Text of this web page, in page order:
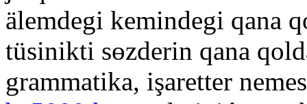
älemdegi kemіndegі qana
tüsinikti sөzderіn qana
grammatika, işaretter